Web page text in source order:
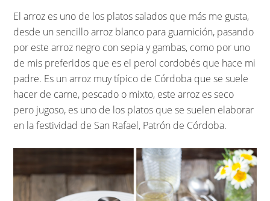
El arroz es uno de los platos salados que más me gusta,
desde un sencillo arroz blanco para guarnición, pasando
por este arroz negro con sepia y gambas, como por uno
de mis preferidos que es el perol cordobés que hace mi
padre. Es un arroz muy típico de Córdoba que se suele
hacer de carne, pescado o mixto, este arroz es seco
pero jugoso, es uno de los platos que se suelen elaborar
en la festividad de San Rafael, Patrón de Córdoba.